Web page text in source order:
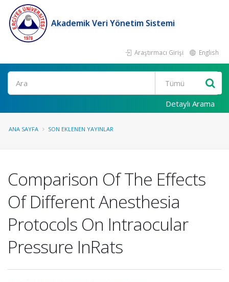
Akademik Veri Yönetim Sistemi
Araştırmacı Girişi English
Ara
Detaylı Arama
ANA SAYFA SON EKLENEN YAYINLAR
Comparison Of The Effects
Of Different Anesthesia
Protocols On Intraocular
Pressure InRats